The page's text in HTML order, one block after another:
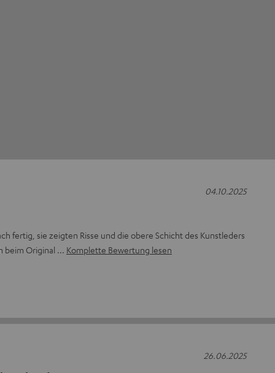
fertig, sie zeigten Risse und die obere Schicht des Kunstleders
beim Original
Komplette Bewertung lesen
04.10.2025
26.06.2025